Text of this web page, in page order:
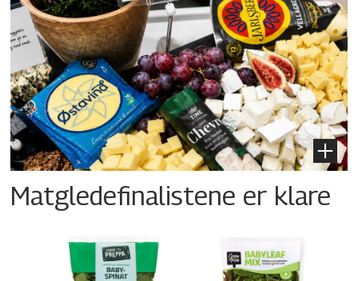
Matgledefinalistene er klare